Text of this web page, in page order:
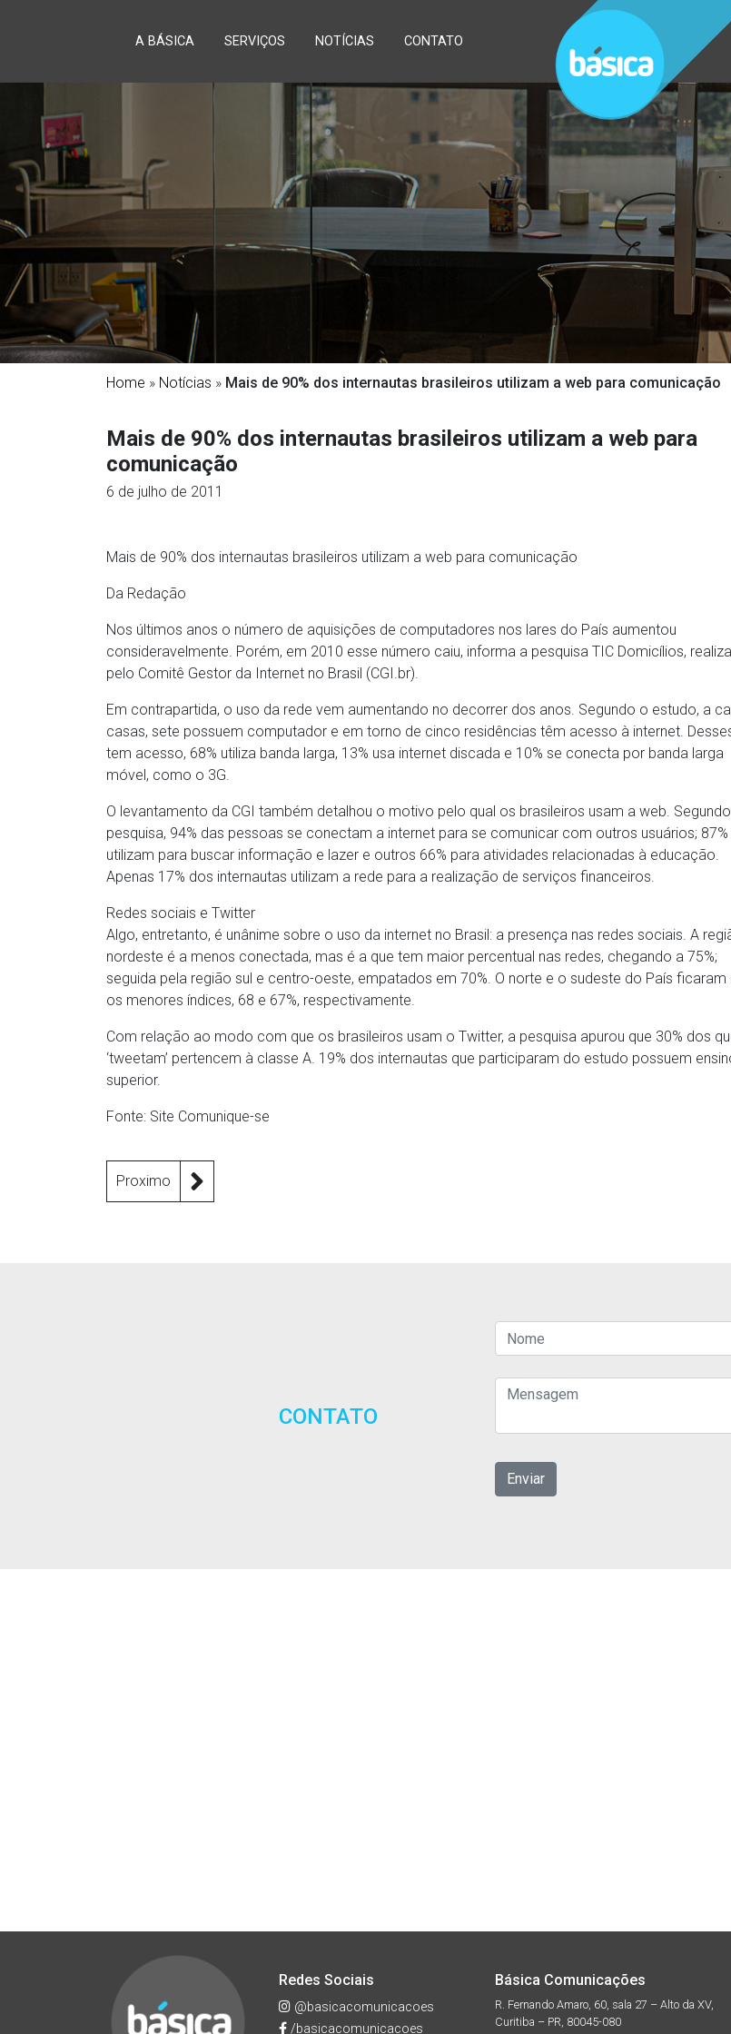
A BÁSICA SERVIÇOS NOTÍCIAS CONTATO
Home » Notícias » Mais de 90% dos internautas brasileiros utilizam a web para comunicação
Mais de 90% dos internautas brasileiros utilizam a web para
comunicação
6 de julho de 2011
Mais de 90% dos internautas brasileiros utilizam a web para comunicação
Da Redação
Nos últimos anos o número de aquisições de computadores nos lares do País aumentou
consideravelmente. Porém, em 2010 esse número caiu, informa a pesquisa TIC Domicílios,
pelo Comitê Gestor da Internet no Brasil (CGI.br).
Em contrapartida, o uso da rede vem aumentando no decorrer dos anos. Segundo o estudo, a
casas, sete possuem computador e em torno de cinco residências têm acesso à internet.
tem acesso, 68% utiliza banda larga, 13% usa internet discada e 10% se conecta por banda larga
móvel, como o 3G.
O levantamento da CGI também detalhou o motivo pelo qual os brasileiros usam a web.
pesquisa, 94% das pessoas se conectam a internet para se comunicar com outros usuários; 87%
utilizam para buscar informação e lazer e outros 66% para atividades relacionadas à educação.
Apenas 17% dos internautas utilizam a rede para a realização de serviços financeiros.
Redes sociais e Twitter
Algo, entretanto, é unânime sobre o uso da internet no Brasil: a presença nas redes sociais. A
nordeste é a menos conectada, mas é a que tem maior percentual nas redes, chegando a 75%;
seguida pela região sul e centro-oeste, empatados em 70%. O norte e o sudeste do País
os menores índices, 68 e 67%, respectivamente.
Com relação ao modo com que os brasileiros usam o Twitter, a pesquisa apurou que 30% dos
‘tweetam’ pertencem à classe A. 19% dos internautas que participaram do estudo possuem
superior.
Fonte: Site Comunique-se
Proximo
CONTATO
Redes Sociais
@basicacomunicacoes
/basicacomunicacoes
Básica Comunicações
R. Fernando Amaro, 60, sala 27 – Alto da XV,
Curitiba – PR, 80045-080